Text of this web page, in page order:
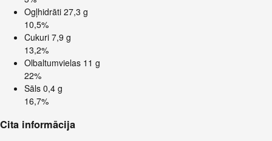
Ogļhidrāti 27,3 g
10,5%
Cukuri 7,9 g
13,2%
Olbaltumvielas 11 g
22%
Sāls 0,4 g
16,7%
Cita informācija